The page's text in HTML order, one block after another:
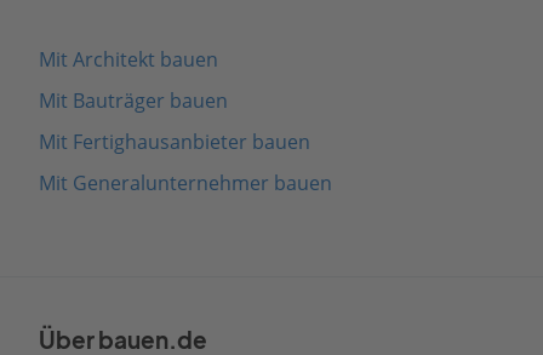
Mit Architekt bauen
Mit Bauträger bauen
Mit Fertighausanbieter bauen
Mit Generalunternehmer bauen
Über bauen.de